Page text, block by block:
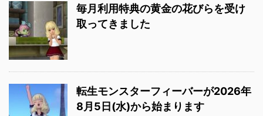
毎月利用特典の黄金の花びらを受け
取ってきました
転生モンスターフィーバーが2026年
8月5日(水)から始まります